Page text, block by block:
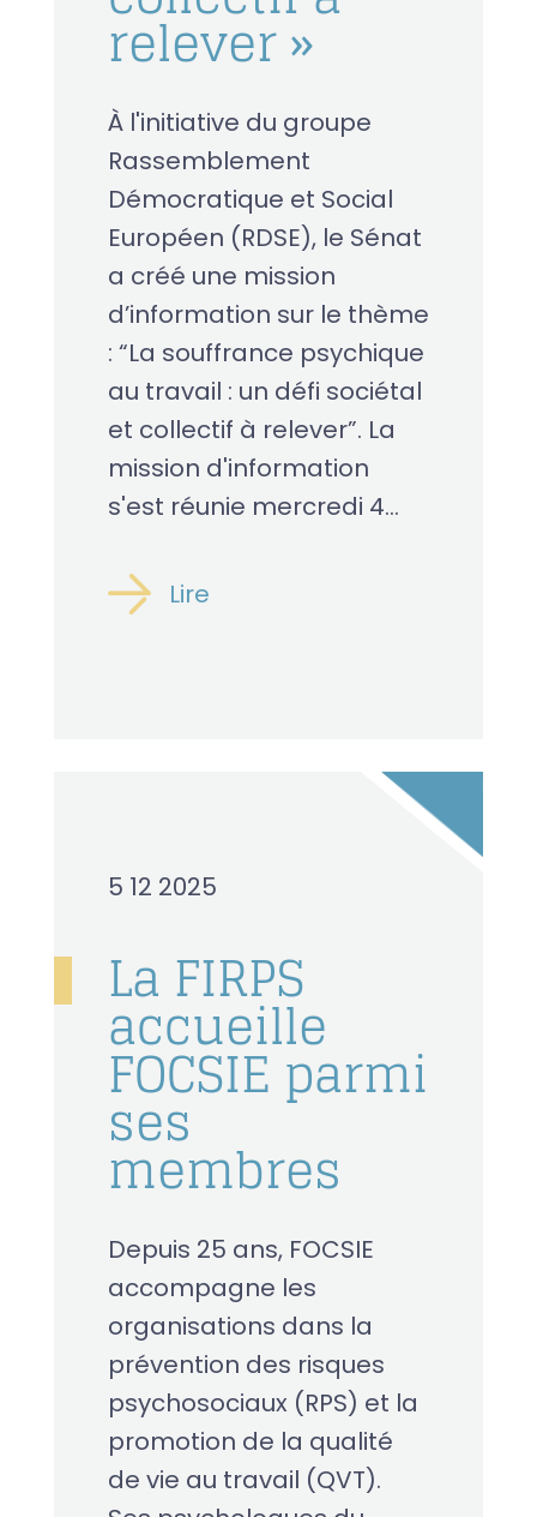
relever »
À l'initiative du groupe
Rassemblement
Démocratique et Social
Européen (RDSE), le Sénat
a créé une mission
d’information sur le thème
: “La souffrance psychique
au travail : un défi sociétal
et collectif à relever”. La
mission d'information
s'est réunie mercredi 4...
Lire
5 12 2025
La FIRPS
accueille
FOCSIE parmi
ses
membres
Depuis 25 ans, FOCSIE
accompagne les
organisations dans la
prévention des risques
psychosociaux (RPS) et la
promotion de la qualité
de vie au travail (QVT).